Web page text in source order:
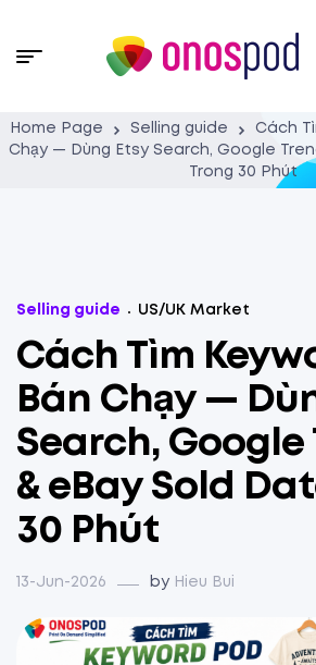
Home Page Selling guide
Cách
Chạy — Dùng Etsy Search, Google
Trong 30 Phút
Selling guide US/UK Market
Cách Tìm
Bán Chạy —
Search, Google
& eBay Sold
30 Phút
13-Jun-2026 by Hieu Bui